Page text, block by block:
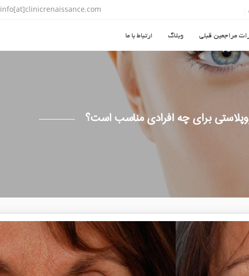
info[at]clinicrenaissance.com
مراجعین قبلی وبلاگ ارتباط با ما
برای چه افرادی مناسب است؟